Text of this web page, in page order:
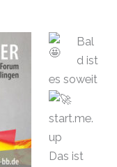
Bal
d ist
es soweit
start.me.
up
Das ist